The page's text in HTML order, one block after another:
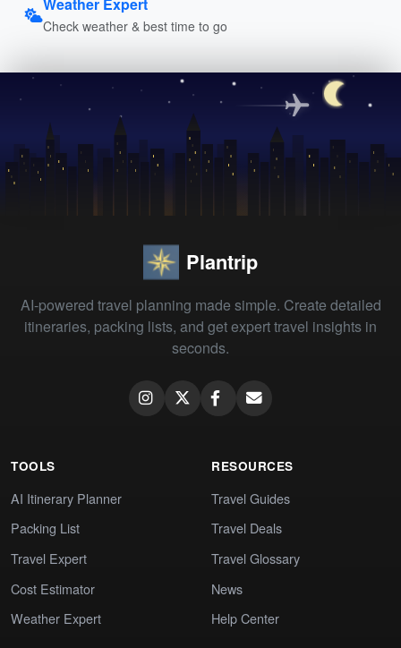
Check weather & best time to go
Plantrip
AI-powered travel planning made simple. Create detailed
itineraries, packing lists, and get expert travel insights in
seconds.
TOOLS
AI Itinerary Planner
Packing List
Travel Expert
Cost Estimator
Weather Expert
RESOURCES
Travel Guides
Travel Deals
Travel Glossary
News
Help Center